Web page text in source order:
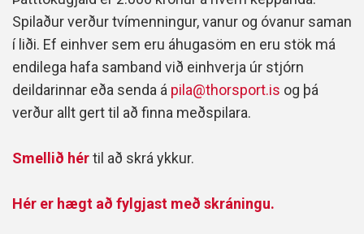
Spilaður verður tvímenningur, vanur og óvanur saman
í liði. Ef einhver sem eru áhugasöm en eru stök má
endilega hafa samband við einhverja úr stjórn
deildarinnar eða senda á pila@thorsport.is og þá
verður allt gert til að finna meðspilara.
Smellið hértil að skrá ykkur.
Hér er hægt að fylgjast með skráningu.